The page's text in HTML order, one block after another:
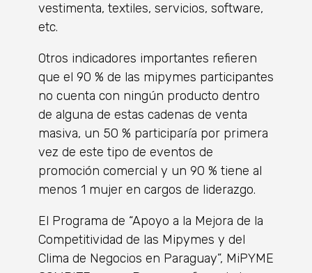
vestimenta, textiles, servicios, software,
etc.
Otros indicadores importantes refieren
que el 90 % de las mipymes participantes
no cuenta con ningún producto dentro
de alguna de estas cadenas de venta
masiva, un 50 % participaría por primera
vez de este tipo de eventos de
promoción comercial y un 90 % tiene al
menos 1 mujer en cargos de liderazgo.
El Programa de “Apoyo a la Mejora de la
Competitividad de las Mipymes y del
Clima de Negocios en Paraguay”, MiPYME